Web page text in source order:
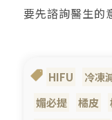
要先諮詢醫生的
HIFU 冷凍
媚必提
橘皮